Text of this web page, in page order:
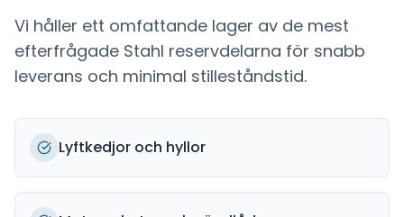
Vi håller ett omfattande lager av de mest
efterfrågade Stahl reservdelarna för snabb
leverans och minimal stilleståndstid.
Lyftkedjor och hyllor